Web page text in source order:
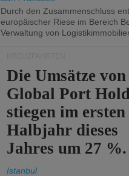
Durch den Zusammenschluss
europäischer Riese im Bereich
Verwaltung von
Die Umsätze von
Global Port
stiegen im ersten
Halbjahr dieses
Jahres um 27 %.
Istanbul